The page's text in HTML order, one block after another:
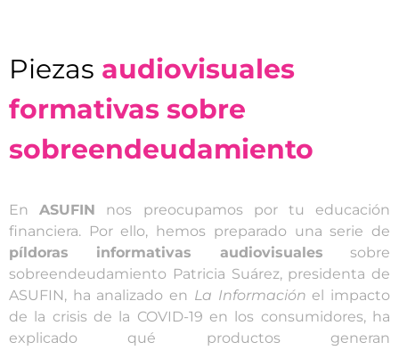
Piezas audiovisuales
formativas sobre
sobreendeudamiento
EnASUFIN nos preocupamos por tu educación
financiera. Por ello, hemos preparado una serie de
píldoras informativas audiovisuales sobre
sobreendeudamiento Patricia Suárez, presidenta de
ASUFIN, ha analizado en La Información el impacto
de la crisis de la COVID-19 en los consumidores, ha
explicado qué productos generan